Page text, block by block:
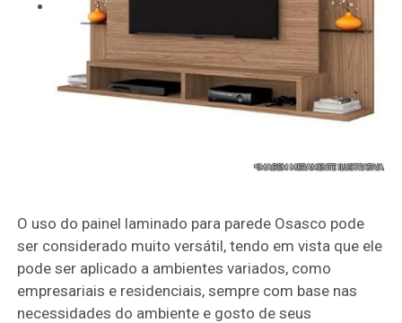
O uso do painel laminado para parede Osasco pode
ser considerado muito versátil, tendo em vista que ele
pode ser aplicado a ambientes variados, como
empresariais e residenciais, sempre com base nas
necessidades do ambiente e gosto de seus